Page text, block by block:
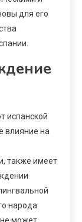
для его
испанской
влияние на
также имеет
народа.
не может